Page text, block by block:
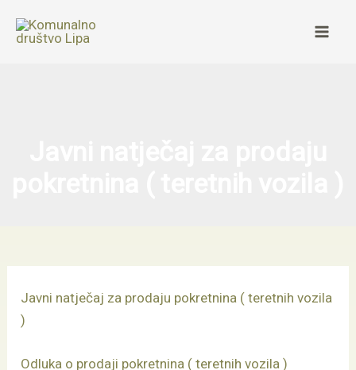
Javni natječaj za prodaju pokretnina ( teretnih vozila
)
Odluka o prodaji pokretnina ( teretnih vozila )